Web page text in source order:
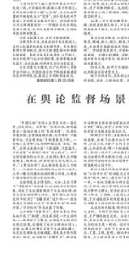
公益
文化产业
地方频道
北京
辽宁
浙江